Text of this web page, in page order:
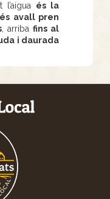
l’aigua és la
avall pren
, arribafins al
i daurada